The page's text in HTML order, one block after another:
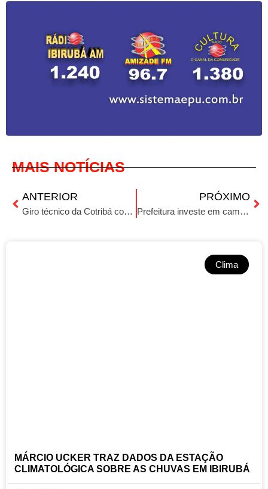
MAIS NOTÍCIAS
ANTERIOR
Giro técnico da Cotribá com Fernando Muller e Carlos Diehl
PRÓXIMO
Prefeitura investe em caminhas para escolas municipais
Clima
MÁRCIO UCKER TRAZ DADOS DA ESTAÇÃO
CLIMATOLÓGICA SOBRE AS CHUVAS EM IBIRUBÁ